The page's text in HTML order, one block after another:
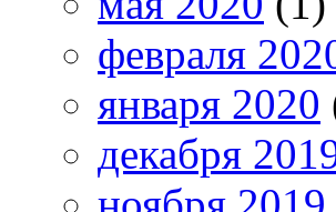
февраля
января 2020
декабря